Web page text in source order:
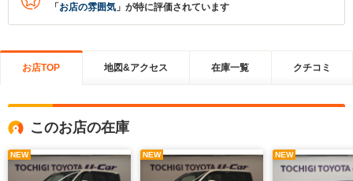
「 お店の雰囲気 」が特に評価されています
お店TOP 地図&アクセス 在庫一覧 クチコミ
このお店の在庫
NEW NEW NEW